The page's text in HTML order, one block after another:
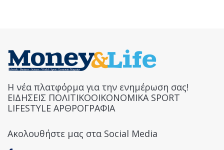
Η νέα πλατφόρμα για την ενημέρωση σας!
ΕΙΔΗΣΕΙΣ ΠΟΛΙΤΙΚΟΟΙΚΟΝΟΜΙΚΑ SPORT
LIFESTYLE ΑΡΘΡΟΓΡΑΦΙΑ
Ακολουθήστε μας στα Social Media